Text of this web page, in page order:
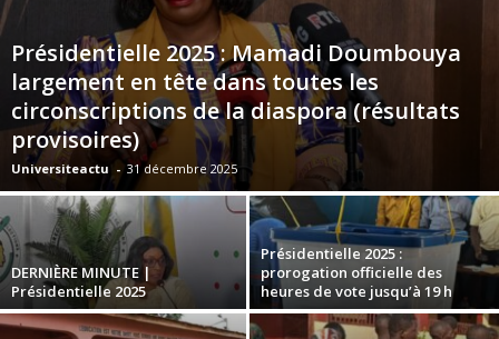
Présidentielle 2025 : Mamadi Doumbouya
largement en tête dans toutes les
circonscriptions de la diaspora (résultats
provisoires)
Universiteactu - 31 décembre 2025
DERNIÈRE MINUTE |
Présidentielle 2025
Présidentielle 2025 :
prorogation officielle des
heures de vote jusqu’à 19 h